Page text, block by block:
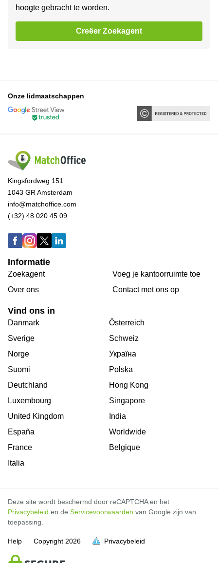
hoogte gebracht te worden.
Creëer Zoekagent
vol is
Onze lidmaatschappen
Kingsfordweg 151
1043 GR Amsterdam
info@matchoffice.com
(+32) 48 020 45 09
Informatie
Zoekagent
Over ons
Voeg je kantoorruimte toe
Сontact met ons op
Vind ons in
Danmark
Sverige
Norge
Suomi
Deutchland
Luxembourg
United Kingdom
España
France
Italia
Österreich
Schweiz
Україна
Polska
Hong Kong
Singapore
India
Worldwide
Belgique
Deze site wordt beschermd door reCAPTCHA en het
Privacybeleid en de Servicevoorwaarden van Google zijn van
toepassing.
Help Copyright 2026 Privacybeleid